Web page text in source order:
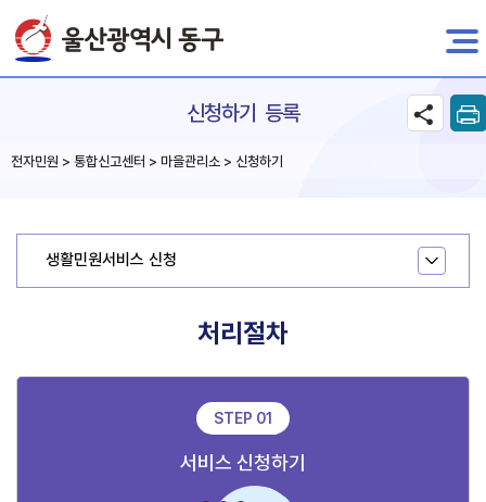
전자민원
신청하기 등록
전자민원 > 통합신고센터 > 마을관리소 > 신청하기
생활민원서비스 신청
처리절차
STEP 01
서비스 신청하기